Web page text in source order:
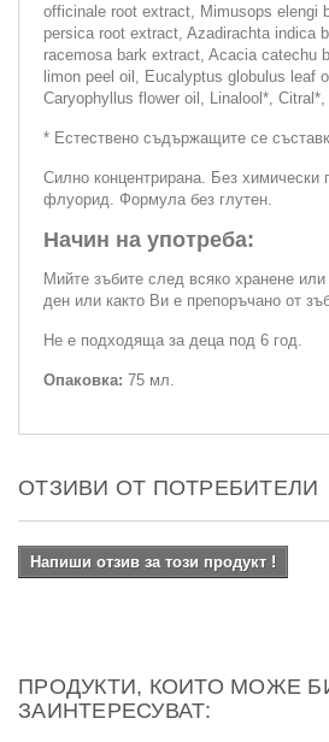
officinale root extract, Mimusops elengi
persica root extract, Azadirachta indica
racemosa bark extract, Acacia catechu
limon peel oil, Eucalyptus globulus leaf
Caryophyllus flower oil, Linalool*, Citral*,
* Естествено съдържащите се
Силно концентриранa. Без химически
флуорид. Формула без глутен.
Начин на употреба:
Мийте зъбите след всяко хранене
ден или както Ви е препоръчано от
Не е подходяща за деца под 6 год.
Опаковка: 75 мл.
ОТЗИВИ ОТ ПОТРЕБИТЕЛИ
Напиши отзив за този продукт !
ПРОДУКТИ, КОИТО МОЖЕ
ЗАИНТЕРЕСУВАТ: